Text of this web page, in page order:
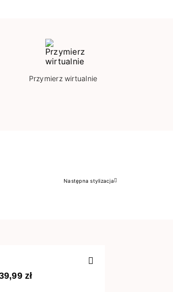
Przymierz wirtualnie
Następny
Następna stylizacja
zł